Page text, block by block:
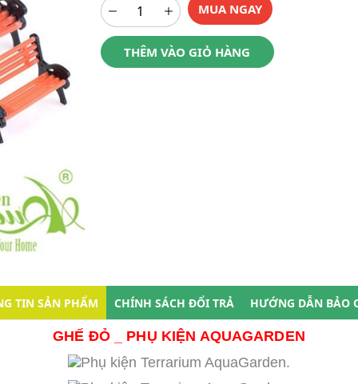
MUA NGAY
THÊM VÀO GIỎ HÀNG
TIN SẢN PHẨM CHÍNH SÁCH ĐỔI TRẢ HƯỚNG DẪN BẢO
GHẾ ĐỎ _ PHỤ KIỆN AQUAGARDEN